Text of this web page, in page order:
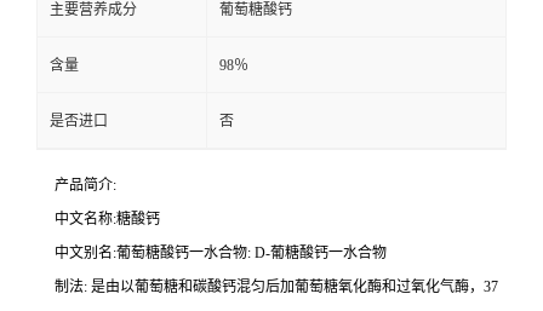
主要营养成分 葡萄糖酸钙
含量 98％
是否进口 否
产品简介:
中文名称:糖酸钙
中文别名:葡萄糖酸钙一水合物: D-葡糖酸钙一水合物
制法: 是由以葡萄糖和碳酸钙混匀后加葡萄糖氧化酶和过氧化气酶，37